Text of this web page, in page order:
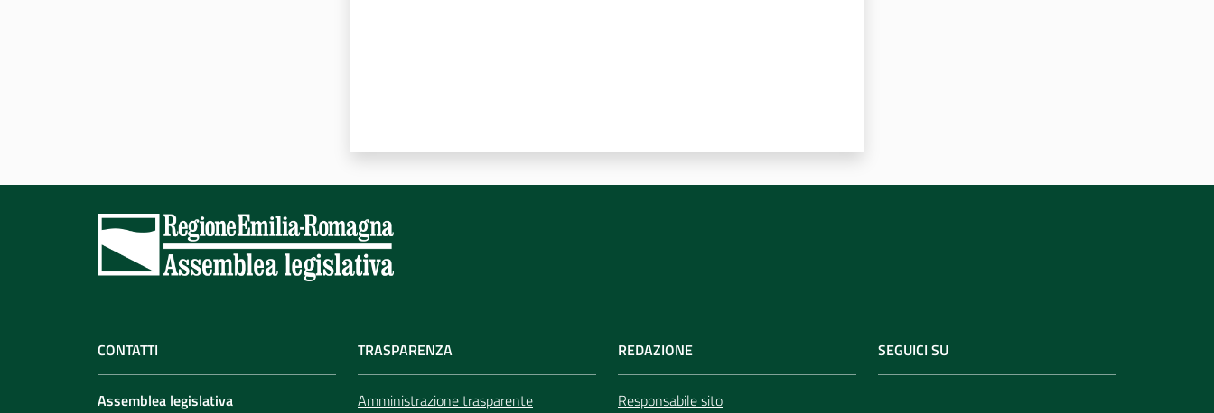
CONTATTI
Assemblea legislativa
TRASPARENZA
Amministrazione trasparente
REDAZIONE
Responsabile sito
SEGUICI SU